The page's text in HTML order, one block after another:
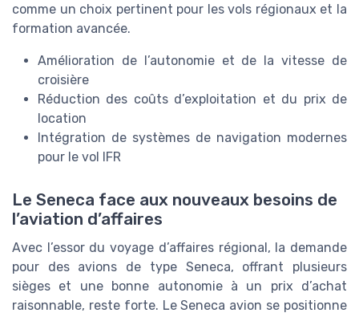
comme un choix pertinent pour les vols régionaux et la
formation avancée.
Amélioration de l’autonomie et de la vitesse de
croisière
Réduction des coûts d’exploitation et du prix de
location
Intégration de systèmes de navigation modernes
pour le vol IFR
Le Seneca face aux nouveaux besoins de
l’aviation d’affaires
Avec l’essor du voyage d’affaires régional, la demande
pour des avions de type Seneca, offrant plusieurs
sièges et une bonne autonomie à un prix d’achat
raisonnable, reste forte. Le Seneca avion se positionne